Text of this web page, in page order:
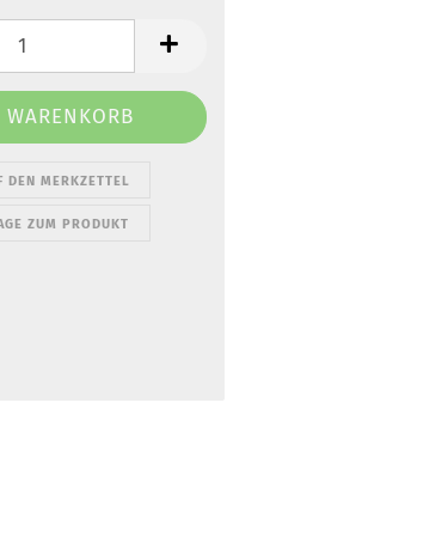
DEN MERKZETTEL
ZUM PRODUKT